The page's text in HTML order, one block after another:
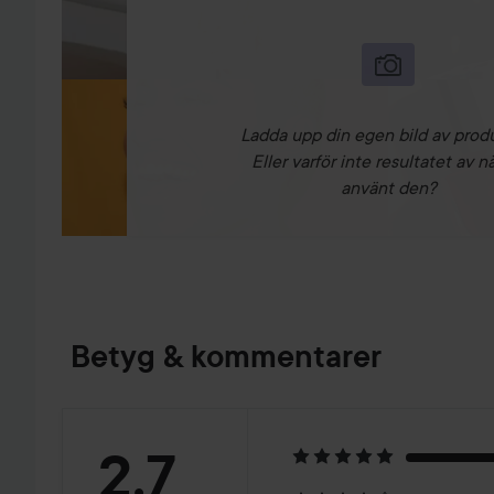
Ladda upp din egen bild av
Eller varför inte resultatet av
använt den?
Betyg & kommentarer
Betyg:
2.7